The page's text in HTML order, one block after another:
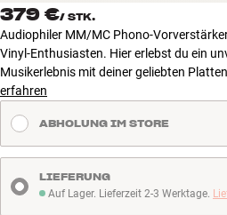
ANGEBOTE
Store Finden
Kundendienst
Anmelden
Kundendienst
Bauen mit Klang
379 €/ STK.
Audiophiler MM/MC Phono-
Vinyl-Enthusiasten. Hier erlebst du ein
Musikerlebnis mit deiner geliebten
erfahren
ABHOLUNG IM STORE
Auf Lager. Lieferzeit 2-3 Werktage
Auf Lager. Lieferzeit 2-3 Werktage.
LIEFERUNG